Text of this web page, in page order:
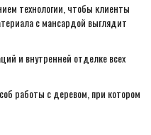
технологии, чтобы клиенты
с мансардой выглядит
и внутренней отделке всех
работы с деревом, при котором